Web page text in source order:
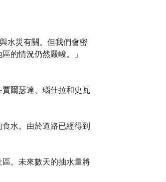
水災有關。但我們會密
的情況仍然嚴峻。」
爾瑟達、瑙仕拉和史瓦
水。由於道路已經得到
。未來數天的抽水量將